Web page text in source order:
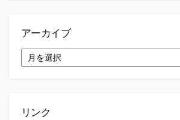
アーカイブ
ー
リンク